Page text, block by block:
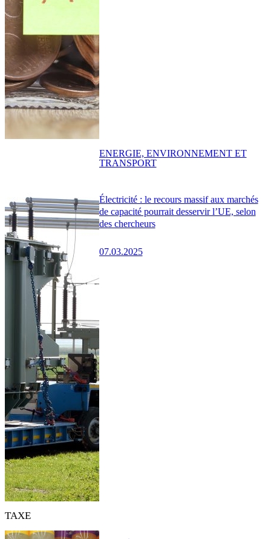
Électricité : le recours massif aux marchés
de capacité pourrait desservir l’UE, selon
des chercheurs
07.03.2025
ENERGIE, ENVIRONNEMENT ET
TRANSPORT
TAXE